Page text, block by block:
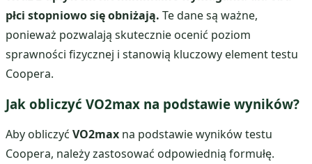
płci stopniowo się obniżają. Te dane są ważne,
ponieważ pozwalają skutecznie ocenić poziom
sprawności fizycznej i stanowią kluczowy element testu
Coopera.
Jak obliczyć VO2max na podstawie wyników?
Aby obliczyć VO2max na podstawie wyników testu
Coopera, należy zastosować odpowiednią formułę.